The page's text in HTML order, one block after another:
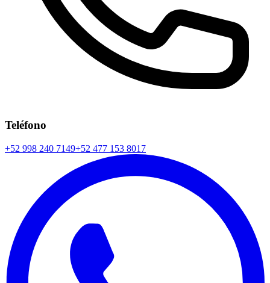
Teléfono
+52 998 240 7149+52 477 153 8017